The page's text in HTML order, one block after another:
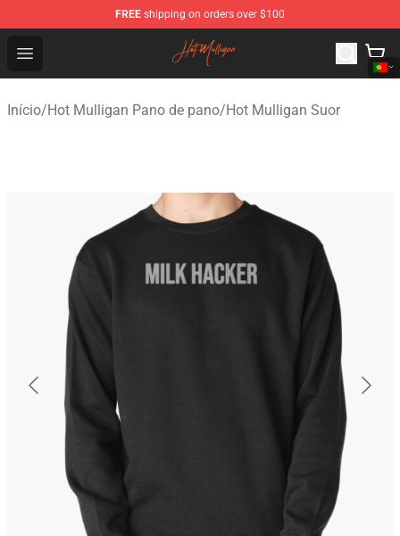
FREE shipping on orders over $100
Open menu
Hot Mulligan Shop - Official Hot Mulligan Merchandise
Início/Hot Mulligan Pano de pano/Hot Mulligan Suor